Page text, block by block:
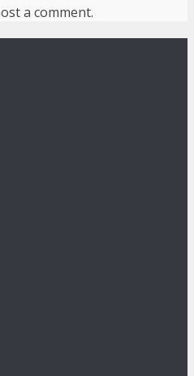
a comment.